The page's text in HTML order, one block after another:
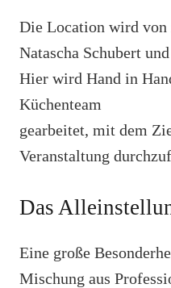
Die Location wird von
Natascha Schubert
Hier wird Hand in
Küchenteam
gearbeitet, mit dem
Veranstaltung
Das
Eine große
Mischung aus